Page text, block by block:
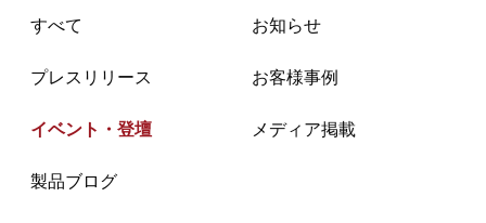
すべて お知らせ
プレスリリース お客様事例
イベント・登壇 メディア掲載
製品ブログ